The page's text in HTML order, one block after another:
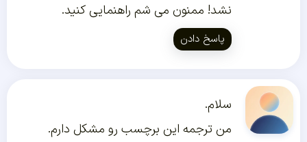
نشد! ممنون می شم راهنمایی کنید.
پاسخ دادن
سلام.
من ترجمه این برچسب رو مشکل دارم.